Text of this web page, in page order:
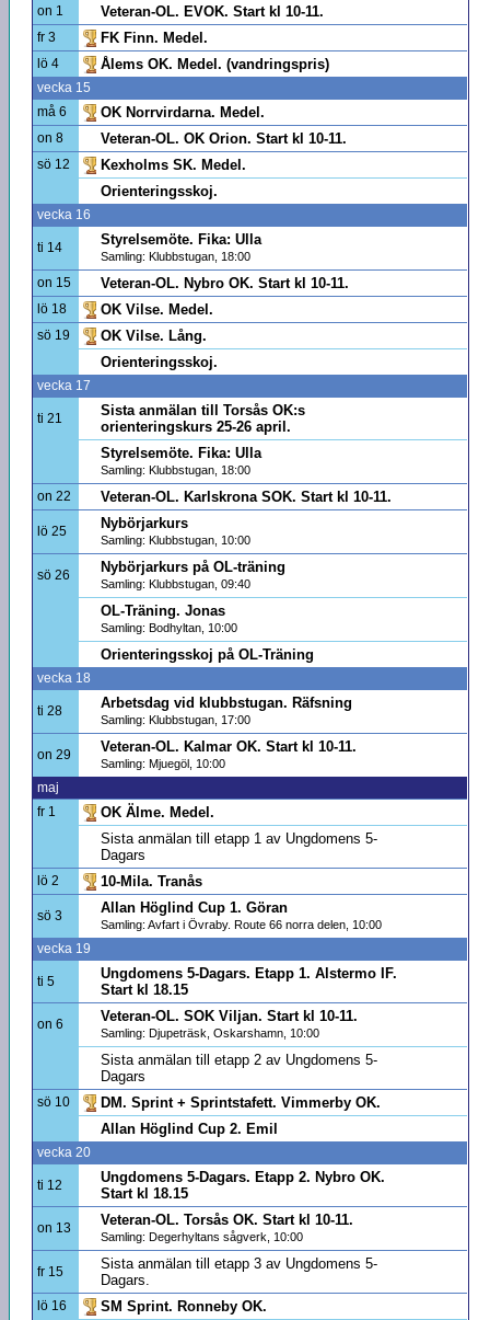
on 1
Veteran-OL. EVOK. Start kl 10-11.
fr 3 FK Finn. Medel.
lö 4 Ålems OK. Medel. (vandringspris)
vecka 15
må 6
OK Norrvirdarna. Medel.
on 8 Veteran-OL. OK Orion. Start kl 10-11.
sö 12
Kexholms SK. Medel.
Orienteringsskoj.
vecka 16
ti 14 Styrelsemöte. Fika: Ulla
Samling: Klubbstugan, 18:00
on 15 Veteran-OL. Nybro OK. Start kl 10-11.
lö 18 OK Vilse. Medel.
sö 19
OK Vilse. Lång.
Orienteringsskoj.
vecka 17
ti 21
Sista anmälan till Torsås OK:s
orienteringskurs 25-26 april.
Styrelsemöte. Fika: Ulla
Samling: Klubbstugan, 18:00
on 22 Veteran-OL. Karlskrona SOK. Start kl 10-11.
lö 25 Nybörjarkurs
Samling: Klubbstugan, 10:00
sö 26 Nybörjarkurs på OL-träning
Samling: Klubbstugan, 09:40
OL-Träning. Jonas
Samling: Bodhyltan, 10:00
Orienteringsskoj på OL-Träning
vecka 18
ti 28 Arbetsdag vid klubbstugan. Räfsning
Samling: Klubbstugan, 17:00
on 29 Veteran-OL. Kalmar OK. Start kl 10-11.
Samling: Mjuegöl, 10:00
maj
fr 1
OK Älme. Medel.
Sista anmälan till etapp 1 av Ungdomens 5-
Dagars
lö 2 10-Mila. Tranås
sö 3 Allan Höglind Cup 1. Göran
Samling: Avfart i Övraby. Route 66 norra delen, 10:00
vecka 19
ti 5
Ungdomens 5-Dagars. Etapp 1. Alstermo IF.
Start kl 18.15
on 6 Veteran-OL. SOK Viljan. Start kl 10-11.
Samling: Djupeträsk, Oskarshamn, 10:00
Sista anmälan till etapp 2 av Ungdomens 5-
Dagars
sö 10
DM. Sprint + Sprintstafett. Vimmerby OK.
Allan Höglind Cup 2. Emil
vecka 20
ti 12
Ungdomens 5-Dagars. Etapp 2. Nybro OK.
Start kl 18.15
on 13 Veteran-OL. Torsås OK. Start kl 10-11.
Samling: Degerhyltans sågverk, 10:00
fr 15
Sista anmälan till etapp 3 av Ungdomens 5-
Dagars.
lö 16 SM Sprint. Ronneby OK.